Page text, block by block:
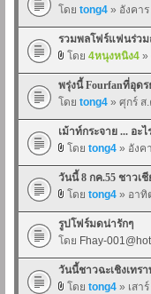
โดย tong4 » อังคา
รวมพลโฟร์แฟนร่วม
โดย 4หนุงหนิง4 »
พรุ่งนี้ Fourfanที่อุด
โดย tong4 » ศุกร์ ส
เม้าท์กระจาย ... อ
โดย tong4 » อังค
วันนี้ 8 กค.55 ชาวเ
โดย tong4 » อาทิ
รูปโฟร์มดน่ารักๆ
โดย Fhay-
วันนี้ชาวฉะเชิงเทรา
โดย tong4 » เสา